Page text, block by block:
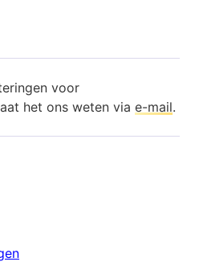
voor
het ons weten via e-mail.